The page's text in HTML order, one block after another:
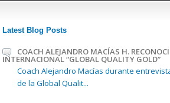
Latest Blog Posts
COACH ALEJANDRO MACÍAS H.
INTERNACIONAL “GLOBAL QUALITY GOLD”
Coach Alejandro Macías durante
de la Global Qualit...